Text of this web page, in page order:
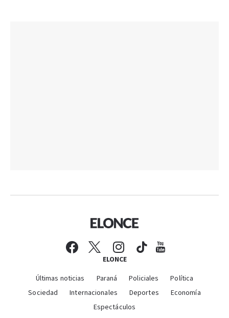
ELONCE
Últimas noticias Paraná Policiales
Política
Sociedad
Internacionales Deportes
Economía
Espectáculos